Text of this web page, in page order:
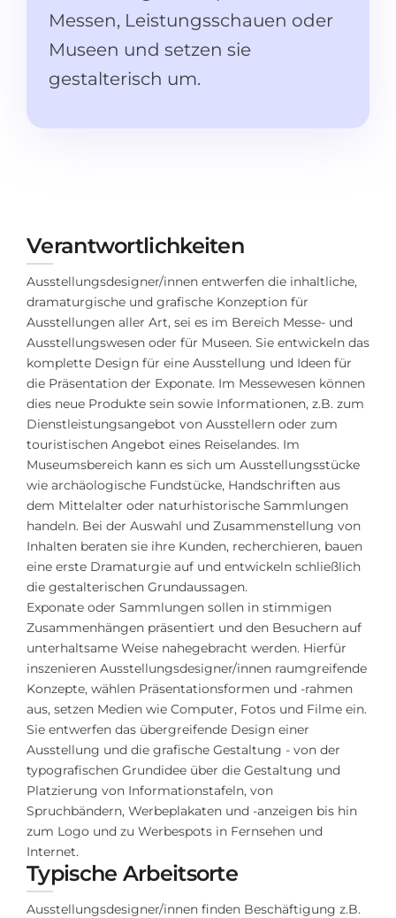
Sprachvisum
STUDIENKOLLEG
Studienkollegs
Spezialkurse
Portfolio
GEOGRAFIE
Bundesländer
Städte
BERUFE
Berufe
Studienfächer
Beispiel-Stellenangebote
BERUFSORIENTIERUNG
Holland-Test
Interessenkarte-Test
RIASEC-Test
Erfolgzu
100%
Unsere Studierenden werden
BERATUNG!
*
Bachelor
Master
College
IB Diploma
1. Studienjahr
2.–3. Studienjahr
Bachelorabschluss
Masterabschluss
BEWERBEN FÜR FACHRICHTUNG …
Medizin
Ingenieurwesen
Physik
Anderes Fach
BEWERBEN AUS …
Russland
Ukraine
Kasachstan
Aserbaidschan
Armenien
Belarus
Anderes Land
BERATUNG BUCHEN
Messen, Leistungsschauen oder
Museen und setzen sie
gestalterisch um.
Verantwortlichkeiten
Ausstellungsdesigner/innen entwerfen die inhaltliche,
dramaturgische und grafische Konzeption für
Ausstellungen aller Art, sei es im Bereich Messe- und
Ausstellungswesen oder für Museen. Sie entwickeln das
komplette Design für eine Ausstellung und Ideen für
die Präsentation der Exponate. Im Messewesen können
dies neue Produkte sein sowie Informationen, z.B. zum
Dienstleistungsangebot von Ausstellern oder zum
touristischen Angebot eines Reiselandes. Im
Museumsbereich kann es sich um Ausstellungsstücke
wie archäologische Fundstücke, Handschriften aus
dem Mittelalter oder naturhistorische Sammlungen
handeln. Bei der Auswahl und Zusammenstellung von
Inhalten beraten sie ihre Kunden, recherchieren, bauen
eine erste Dramaturgie auf und entwickeln schließlich
die gestalterischen Grundaussagen.
Exponate oder Sammlungen sollen in stimmigen
Zusammenhängen präsentiert und den Besuchern auf
unterhaltsame Weise nahegebracht werden. Hierfür
inszenieren Ausstellungsdesigner/innen raumgreifende
Konzepte, wählen Präsentationsformen und -rahmen
aus, setzen Medien wie Computer, Fotos und Filme ein.
Sie entwerfen das übergreifende Design einer
Ausstellung und die grafische Gestaltung - von der
typografischen Grundidee über die Gestaltung und
Platzierung von Informationstafeln, von
Spruchbändern, Werbeplakaten und -anzeigen bis hin
zum Logo und zu Werbespots in Fernsehen und
Internet.
Typische Arbeitsorte
Ausstellungsdesigner/innen finden Beschäftigung z.B.